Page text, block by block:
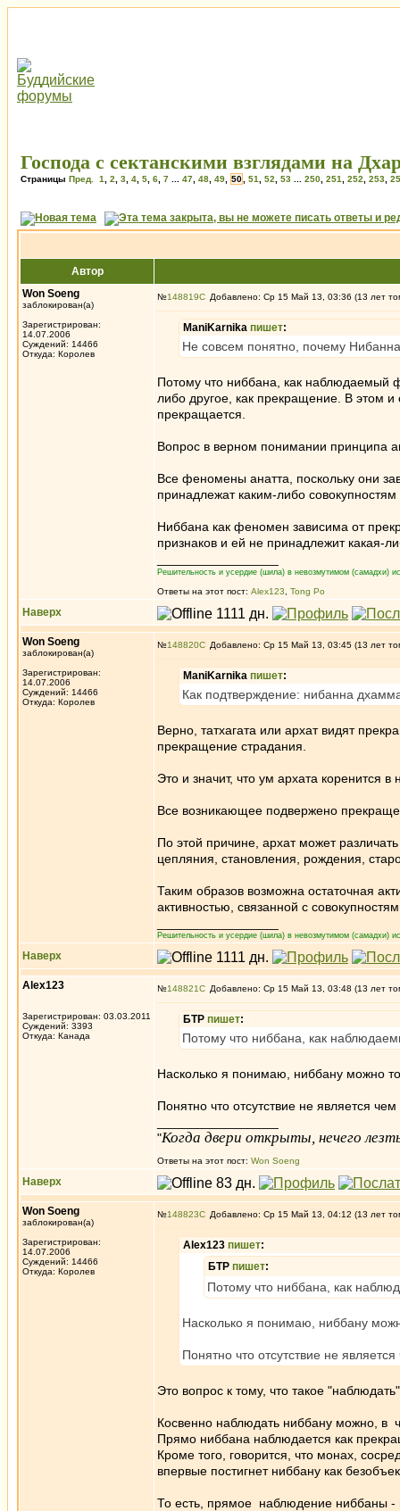
Господа с сектанскими взглядами на
Страницы Пред. 1 2 3 4 5 6 7 47 48 49 50 51 52 53 250 251 252 253
Автор
Won Soeng
заблокирован(а)
Зарегистрирован:
14.07.2006
Суждений: 14466
Откуда: Королев
№148819 Добавлено: Ср 15 Май 13, 03:36 (13 лет
ManiKarnika пишет:
Не совсем понятно, почему
Потому что ниббана, как
либо другое, как прекращение. В этом
прекращается.
Вопрос в верном понимании принципа
Все феномены анатта, поскольку они
принадлежат каким-либо
Ниббана как феномен зависима от
признаков и ей не принадлежит какая-
Решительность и усердие (шила) в невозмутимом (самадхи)
Ответы на этот пост: Alex123 Tong Po
Наверх
Won Soeng
заблокирован(а)
Зарегистрирован:
14.07.2006
Суждений: 14466
Откуда: Королев
№148820 Добавлено: Ср 15 Май 13, 03:45 (13 лет
ManiKarnika пишет:
Как подтверждение: нибанна
Верно, татхагата или архат видят
прекращение страдания.
Это и значит, что ум архата коренится
Все возникающее подвержено
По этой причине, архат может
цепляния, становления, рождения,
Таким образов возможна остаточная
активностью, связанной с
Решительность и усердие (шила) в невозмутимом (самадхи)
Наверх
Alex123
Зарегистрирован: 03.03.2011
Суждений: 3393
Откуда: Канада
№148821 Добавлено: Ср 15 Май 13, 03:48 (13 лет
БТР пишет:
Потому что ниббана, как
Насколько я понимаю, ниббану можно
Понятно что отсутствие не является
"Когда двери открыты, нечего
Ответы на этот пост: Won Soeng
Наверх
Won Soeng
заблокирован(а)
Зарегистрирован:
14.07.2006
Суждений: 14466
Откуда: Королев
№148823 Добавлено: Ср 15 Май 13, 04:12 (13 лет
Alex123 пишет:
БТР пишет:
Потому что ниббана, как
Насколько я понимаю, ниббану
Понятно что отсутствие не
Это вопрос к тому, что такое
Косвенно наблюдать ниббану можно, в
Прямо ниббана наблюдается как
Кроме того, говорится, что монах,
впервые постигнет ниббану как
То есть, прямое наблюдение ниббаны -